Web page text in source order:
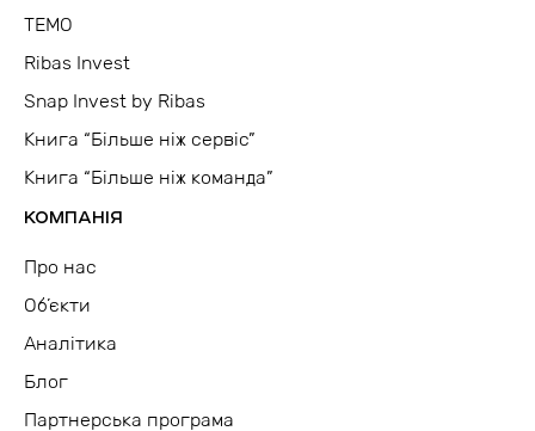
TEMO
Ribas Invest
Snap Invest by Ribas
Книга “Більше ніж сервіс”
Книга “Більше ніж команда”
КОМПАНІЯ
Про нас
Об’єкти
Аналітика
Блог
Партнерська програма